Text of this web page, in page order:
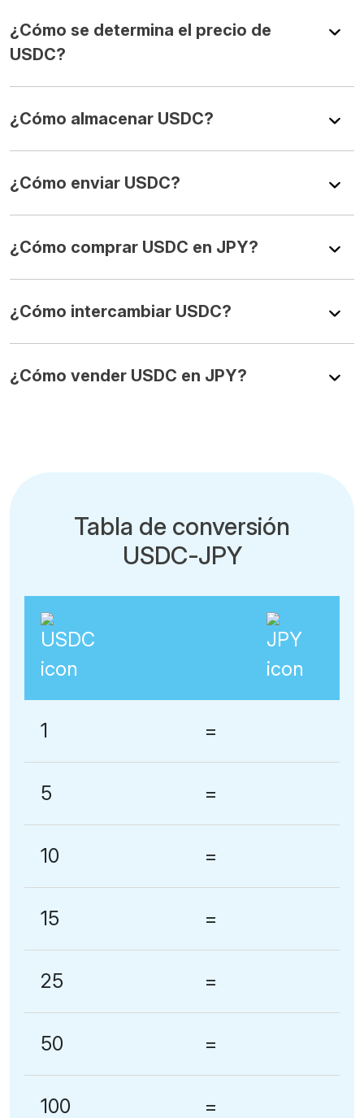
¿Cómo se determina el precio de
USDC?
¿Cómo almacenar USDC?
¿Cómo enviar USDC?
¿Cómo comprar USDC en JPY?
¿Cómo intercambiar USDC?
¿Cómo vender USDC en JPY?
Tabla de conversión
USDC-JPY
1 =
5 =
10 =
15 =
25 =
50 =
100 =